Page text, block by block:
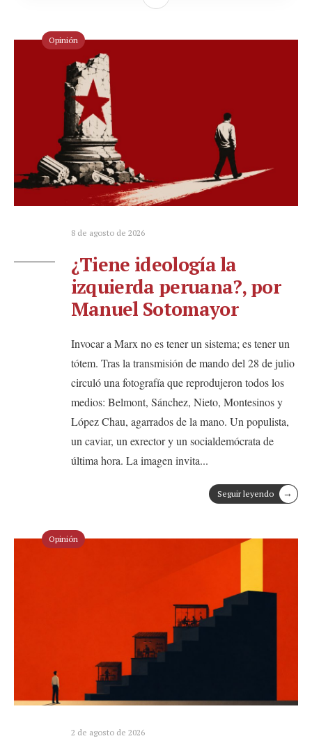
Opinión
8 de agosto de 2026
¿Tiene ideología la
izquierda peruana?, por
Manuel Sotomayor
Invocar a Marx no es tener un sistema; es tener un
tótem. Tras la transmisión de mando del 28 de julio
circuló una fotografía que reprodujeron todos los
medios: Belmont, Sánchez, Nieto, Montesinos y
López Chau, agarrados de la mano. Un populista,
un caviar, un exrector y un socialdemócrata de
última hora. La imagen invita...
Seguir leyendo →
Opinión
2 de agosto de 2026